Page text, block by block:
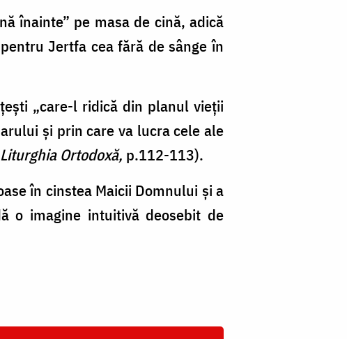
înainte” pe masa de cină, adică
Jertfa cea fără de sânge în
„care-l ridică din planul vieţii
şi prin care va lucra cele ale
Ortodoxă, p.112-113).
în cinstea Maicii Domnului și a
o imagine intuitivă deosebit de